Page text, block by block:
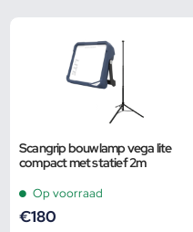
Scangrip bouwlamp vega lite
compact met statief 2m
Op voorraad
€180